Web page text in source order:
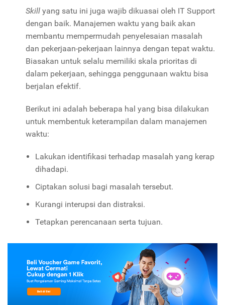
Skill yang satu ini juga wajib dikuasai oleh IT Support
dengan baik. Manajemen waktu yang baik akan
membantu mempermudah penyelesaian masalah
dan pekerjaan-pekerjaan lainnya dengan tepat waktu.
Biasakan untuk selalu memiliki skala prioritas di
dalam pekerjaan, sehingga penggunaan waktu bisa
berjalan efektif.
Berikut ini adalah beberapa hal yang bisa dilakukan
untuk membentuk keterampilan dalam manajemen
waktu:
Lakukan identifikasi terhadap masalah yang kerap
dihadapi.
Ciptakan solusi bagi masalah tersebut.
Kurangi interupsi dan distraksi.
Tetapkan perencanaan serta tujuan.